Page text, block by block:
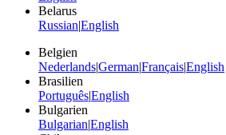
Belarus
Russian|English
Belgien
Nederlands|German|Français|English
Brasilien
Português|English
Bulgarien
Bulgarian|English